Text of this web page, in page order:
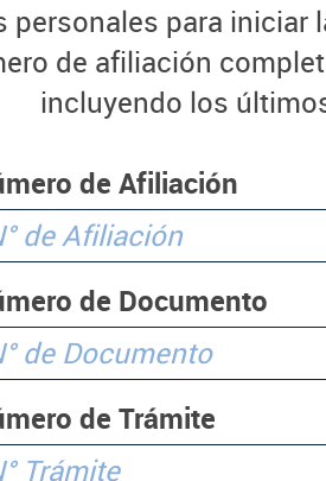
personales para iniciar
de afiliación
incluyendo los
de Afiliación
de Documento
de Trámite